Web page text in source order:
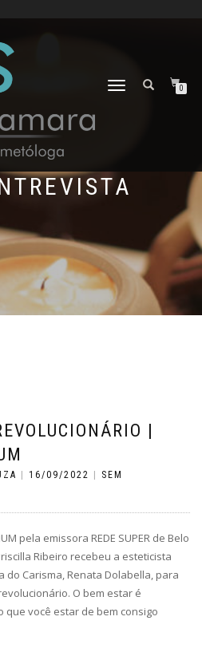
ALTERNAR
0
|
16/09/2022
SEM
pela emissora REDE SUPER de Belo
Ribeiro recebeu a esteticista
do Carisma, Renata Dolabella, para
O bem estar é
você estar de bem consigo